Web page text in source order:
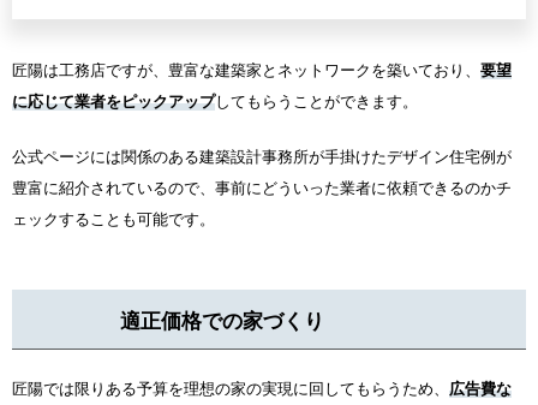
匠陽は工務店ですが、豊富な建築家とネットワークを築いており、 要望
に応じて業者をピックアップしてもらうことができます。
公式ページには関係のある建築設計事務所が手掛けたデザイン住宅例が
豊富に紹介されているので、事前にどういった業者に依頼できるのかチ
ェックすることも可能です。
適正価格での家づくり
匠陽では限りある予算を理想の家の実現に回してもらうため、 広告費な